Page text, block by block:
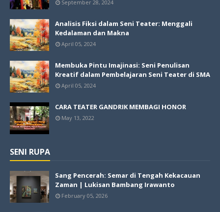
September 28, 2024
Analisis Fiksi dalam Seni Teater: Menggali
Kedalaman dan Makna
April 05, 2024
Membuka Pintu Imajinasi: Seni Penulisan
Kreatif dalam Pembelajaran Seni Teater di SMA
April 05, 2024
CARA TEATER GANDRIK MEMBAGI HONOR
May 13, 2022
SENI RUPA
Sang Pencerah: Semar di Tengah Kekacauan
Zaman | Lukisan Bambang Irawanto
February 05, 2026